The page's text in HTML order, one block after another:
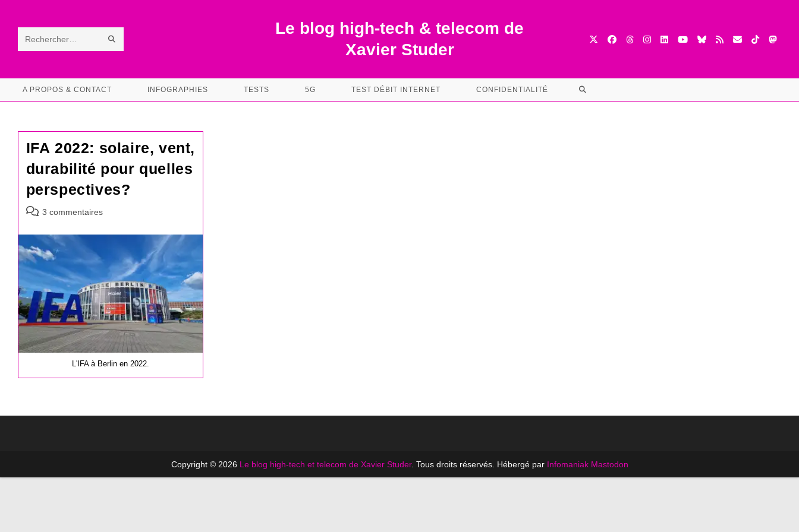
contentRechercher
ce RECHERCHE
Le blog high-tech & telecom de
Xavier Studer
A PROPOS & CONTACT INFOGRAPHIES TESTS 5G TEST DÉBIT INTERNET CONFIDENTIALITÉ TOGGLE
IFA 2022: solaire, vent,
durabilité pour quelles
perspectives?
Commentaires
la
publication :
3 commentaires
L'IFA à Berlin en 2022.
Copyright © 2026 Le blog high-tech et telecom de Xavier Studer. Tous droits réservés. Hébergé par Infomaniak Mastodon